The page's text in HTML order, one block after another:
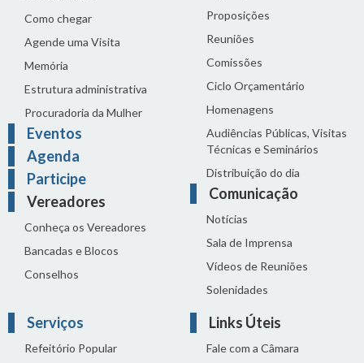
Como chegar
Agende uma Visita
Memória
Estrutura administrativa
Procuradoria da Mulher
Eventos
Agenda
Participe
Vereadores
Conheça os Vereadores
Bancadas e Blocos
Conselhos
Proposições
Reuniões
Comissões
Ciclo Orçamentário
Homenagens
Audiências Públicas, Visitas
Técnicas e Seminários
Distribuição do dia
Comunicação
Notícias
Sala de Imprensa
Vídeos de Reuniões
Solenidades
Serviços
Refeitório Popular
Links Úteis
Fale com a Câmara